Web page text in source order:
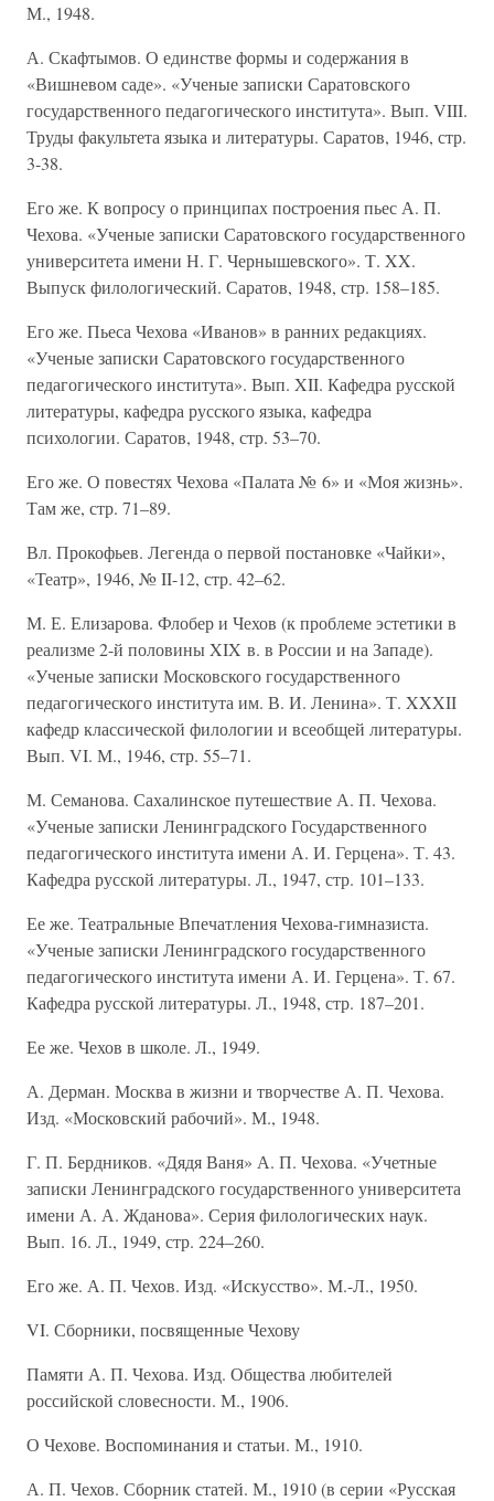
М., 1948.
А. Скафтымов. О единстве формы и содержания в
«Вишневом саде». «Ученые записки Саратовского
государственного педагогического института». Вып. VIII.
Труды факультета языка и литературы. Саратов, 1946, стр.
3-38.
Его же. К вопросу о принципах построения пьес А. П.
Чехова. «Ученые записки Саратовского государственного
университета имени Н. Г. Чернышевского». Т. XX.
Выпуск филологический. Саратов, 1948, стр. 158–185.
Его же. Пьеса Чехова «Иванов» в ранних редакциях.
«Ученые записки Саратовского государственного
педагогического института». Вып. XII. Кафедра русской
литературы, кафедра русского языка, кафедра
психологии. Саратов, 1948, стр. 53–70.
Его же. О повестях Чехова «Палата № 6» и «Моя жизнь».
Там же, стр. 71–89.
Вл. Прокофьев. Легенда о первой постановке «Чайки»,
«Театр», 1946, № II-12, стр. 42–62.
М. Е. Елизарова. Флобер и Чехов (к проблеме эстетики в
реализме 2-й половины XIX в. в России и на Западе).
«Ученые записки Московского государственного
педагогического института им. В. И. Ленина». Т. XXXII
кафедр классической филологии и всеобщей литературы.
Вып. VI. М., 1946, стр. 55–71.
М. Семанова. Сахалинское путешествие А. П. Чехова.
«Ученые записки Ленинградского Государственного
педагогического института имени А. И. Герцена». Т. 43.
Кафедра русской литературы. Л., 1947, стр. 101–133.
Ее же. Театральные Впечатления Чехова-гимназиста.
«Ученые записки Ленинградского государственного
педагогического института имени А. И. Герцена». Т. 67.
Кафедра русской литературы. Л., 1948, стр. 187–201.
Ее же. Чехов в школе. Л., 1949.
А. Дерман. Москва в жизни и творчестве А. П. Чехова.
Изд. «Московский рабочий». М., 1948.
Г. П. Бердников. «Дядя Ваня» А. П. Чехова. «Учетные
записки Ленинградского государственного университета
имени А. А. Жданова». Серия филологических наук.
Вып. 16. Л., 1949, стр. 224–260.
Его же. А. П. Чехов. Изд. «Искусство». М.-Л., 1950.
VI. Сборники, посвященные Чехову
Памяти А. П. Чехова. Изд. Общества любителей
российской словесности. М., 1906.
О Чехове. Воспоминания и статьи. М., 1910.
А. П. Чехов. Сборник статей. М., 1910 (в серии «Русская